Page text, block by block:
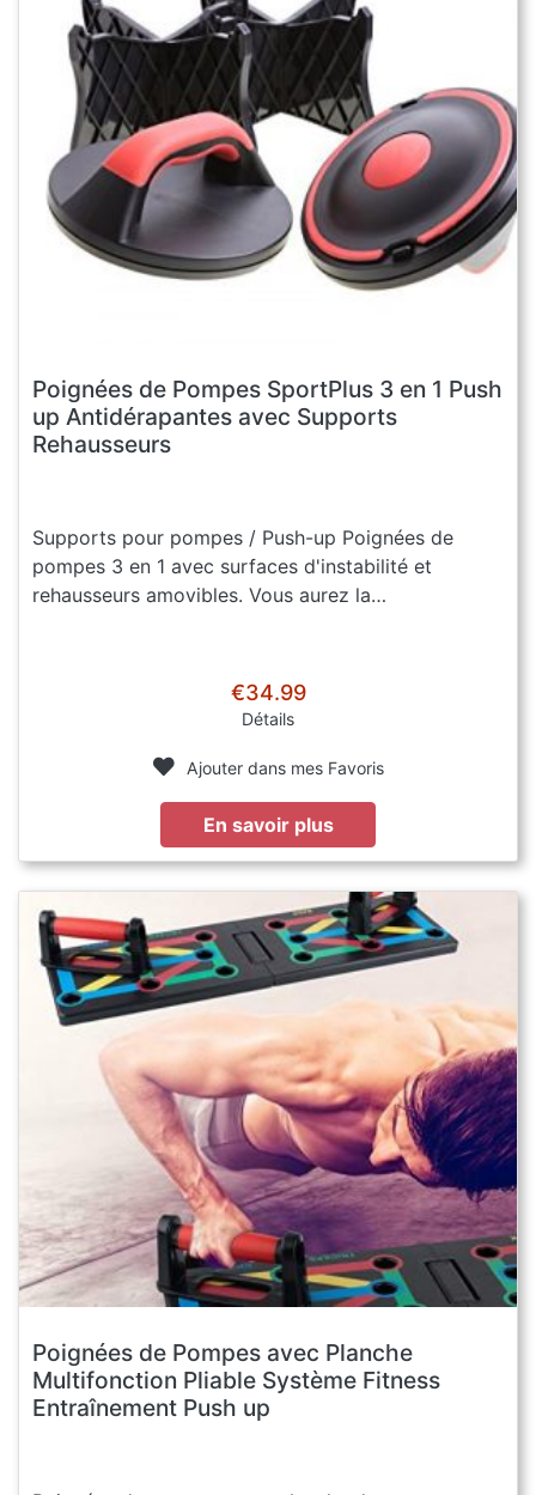
Poignées de Pompes SportPlus 3 en 1 Push
up Antidérapantes avec Supports
Rehausseurs
Supports pour pompes / Push-up Poignées de
pompes 3 en 1 avec surfaces d'instabilité et
rehausseurs amovibles. Vous aurez la…
€34.99
Détails
Ajouter dans mes Favoris
En savoir plus
Poignées de Pompes avec Planche
Multifonction Pliable Système Fitness
Entraînement Push up